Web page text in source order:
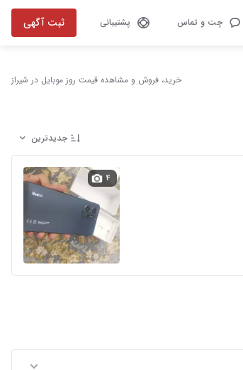
چت و تماس پشتیبانی ثبت آگهی
خرید، فروش و مشاهده قیمت روز موبایل در شیراز
جدیدترین
۴